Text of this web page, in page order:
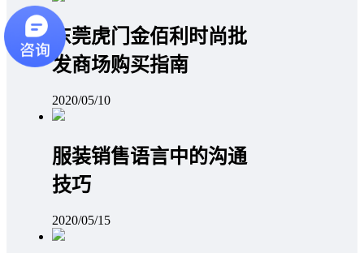
东莞虎门金佰利时尚批
发商场购买指南
2020/05/10
服装销售语言中的沟通
技巧
2020/05/15